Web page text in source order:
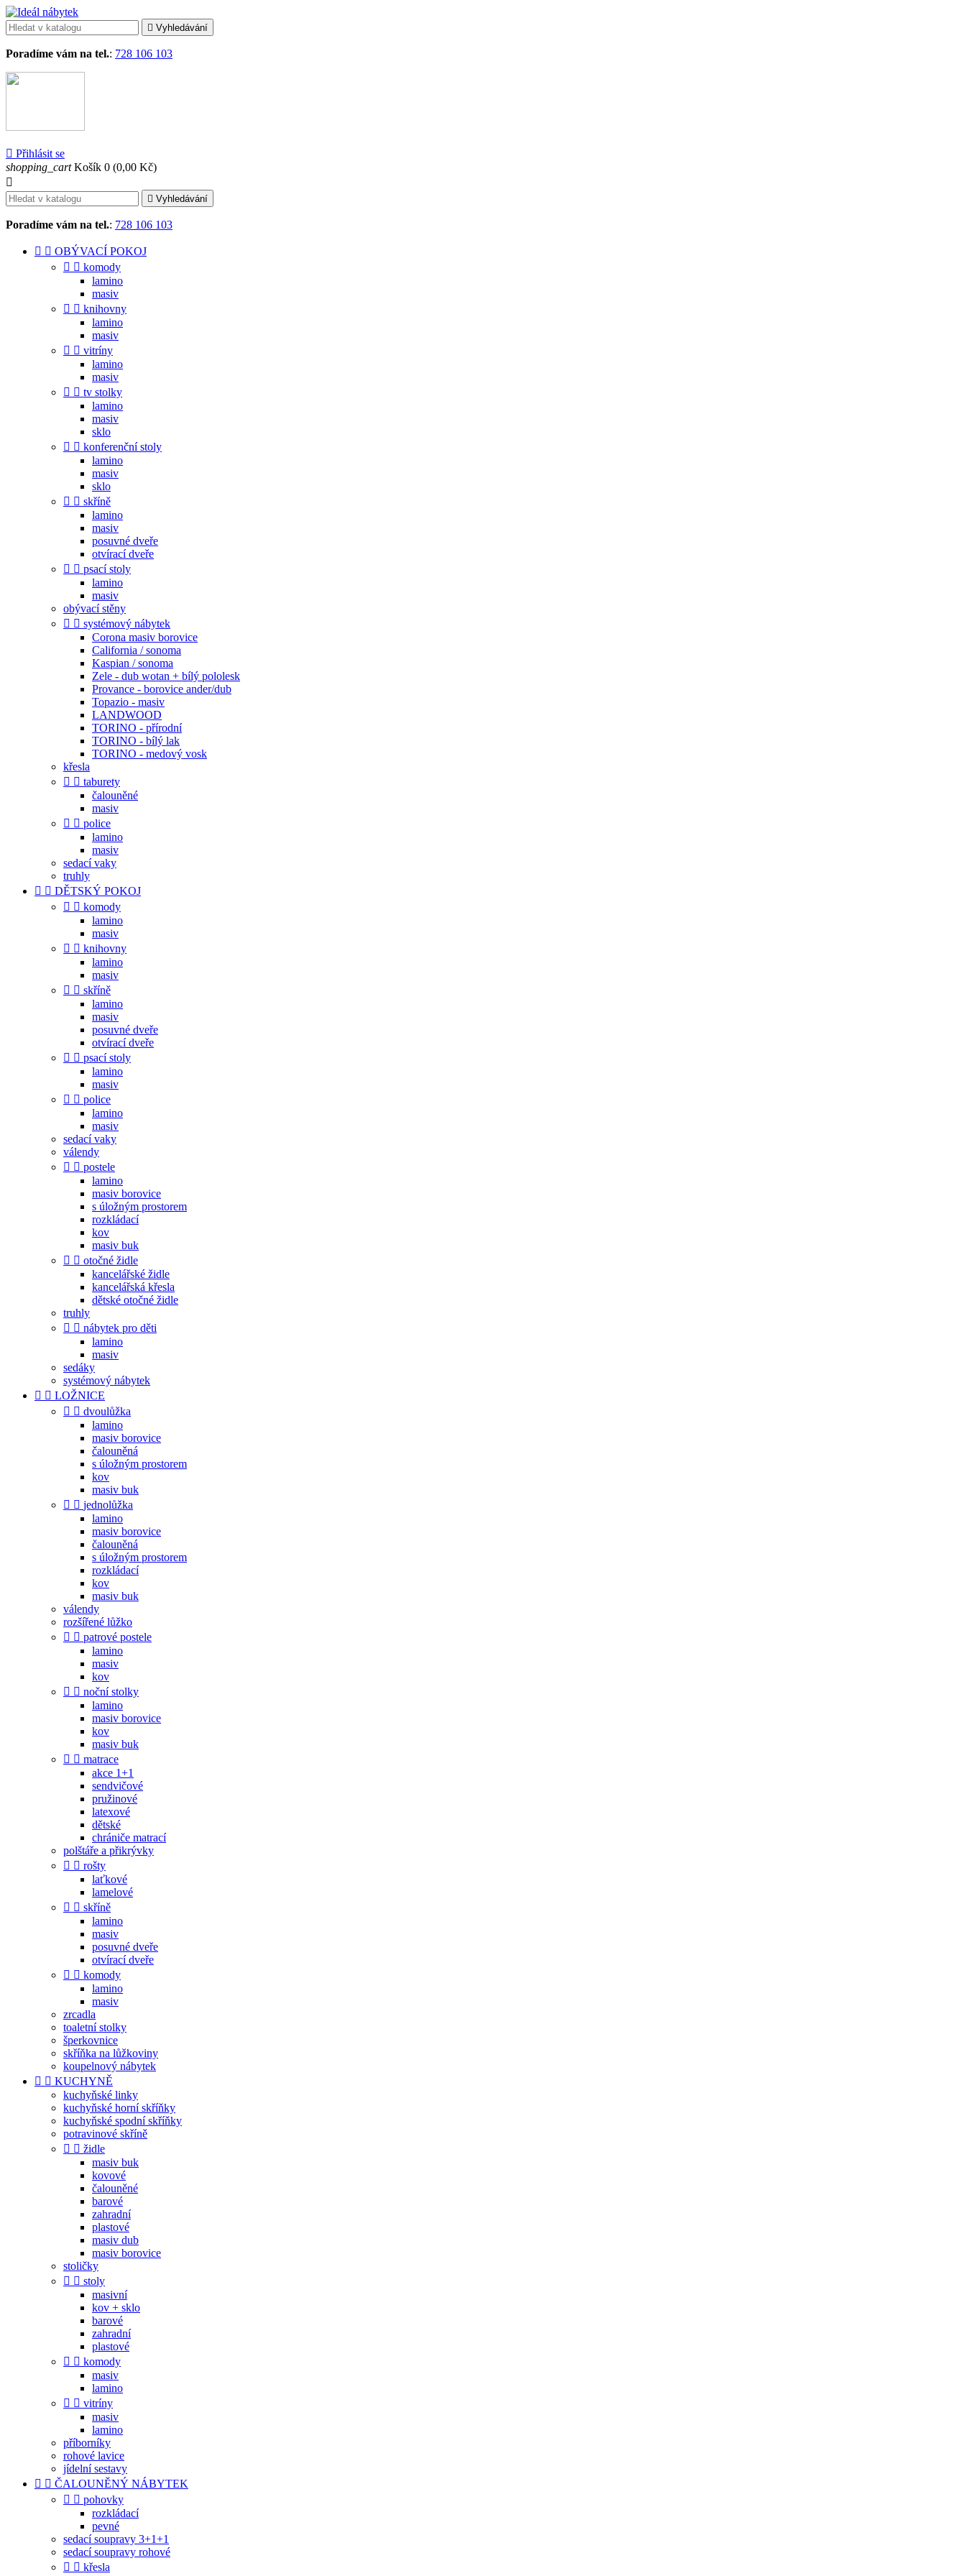
 Vyhledávání
Poradíme vám na tel.: 728 106 103
 Přihlásit se
shopping_cart Košík 0 (0,00 Kč)

 Vyhledávání
Poradíme vám na tel.: 728 106 103
  OBÝVACÍ POKOJ
  komody
lamino
masiv
  knihovny
lamino
masiv
  vitríny
lamino
masiv
  tv stolky
lamino
masiv
sklo
  konferenční stoly
lamino
masiv
sklo
  skříně
lamino
masiv
posuvné dveře
otvírací dveře
  psací stoly
lamino
masiv
obývací stěny
  systémový nábytek
Corona masiv borovice
California / sonoma
Kaspian / sonoma
Zele - dub wotan + bílý pololesk
Provance - borovice ander/dub
Topazio - masiv
LANDWOOD
TORINO - přírodní
TORINO - bílý lak
TORINO - medový vosk
křesla
  taburety
čalouněné
masiv
  police
lamino
masiv
sedací vaky
truhly
  DĚTSKÝ POKOJ
  komody
lamino
masiv
  knihovny
lamino
masiv
  skříně
lamino
masiv
posuvné dveře
otvírací dveře
  psací stoly
lamino
masiv
  police
lamino
masiv
sedací vaky
válendy
  postele
lamino
masiv borovice
s úložným prostorem
rozkládací
kov
masiv buk
  otočné židle
kancelářské židle
kancelářská křesla
dětské otočné židle
truhly
  nábytek pro děti
lamino
masiv
sedáky
systémový nábytek
  LOŽNICE
  dvoulůžka
lamino
masiv borovice
čalouněná
s úložným prostorem
kov
masiv buk
  jednolůžka
lamino
masiv borovice
čalouněná
s úložným prostorem
rozkládací
kov
masiv buk
válendy
rozšířené lůžko
  patrové postele
lamino
masiv
kov
  noční stolky
lamino
masiv borovice
kov
masiv buk
  matrace
akce 1+1
sendvičové
pružinové
latexové
dětské
chrániče matrací
polštáře a přikrývky
  rošty
laťkové
lamelové
  skříně
lamino
masiv
posuvné dveře
otvírací dveře
  komody
lamino
masiv
zrcadla
toaletní stolky
šperkovnice
skříňka na lůžkoviny
koupelnový nábytek
  KUCHYNĚ
kuchyňské linky
kuchyňské horní skříňky
kuchyňské spodní skříňky
potravinové skříně
  židle
masiv buk
kovové
čalouněné
barové
zahradní
plastové
masiv dub
masiv borovice
stoličky
  stoly
masivní
kov + sklo
barové
zahradní
plastové
  komody
masiv
lamino
  vitríny
masiv
lamino
příborníky
rohové lavice
jídelní sestavy
  ČALOUNĚNÝ NÁBYTEK
  pohovky
rozkládací
pevné
sedací soupravy 3+1+1
sedací soupravy rohové
  křesla